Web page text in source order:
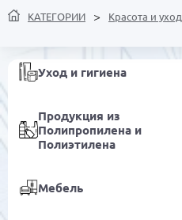
КАТЕГОРИИ Красота и уход
Сетевые устройства и
Уход и гигиена
Продукция из
Полипропилена и
Полиэтилена
Мебель